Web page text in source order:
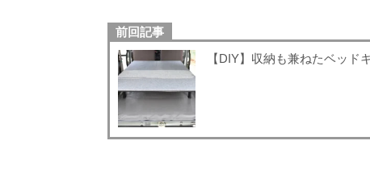
前回記事
【DIY】収納も兼ねたベッド